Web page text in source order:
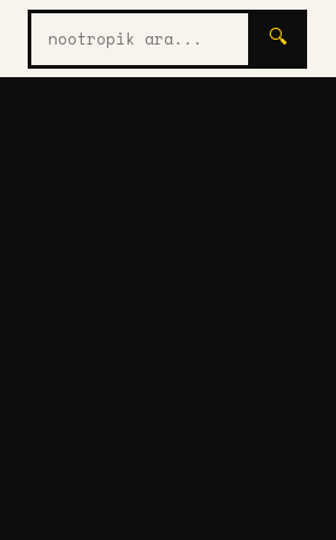
Nootropik
🔍